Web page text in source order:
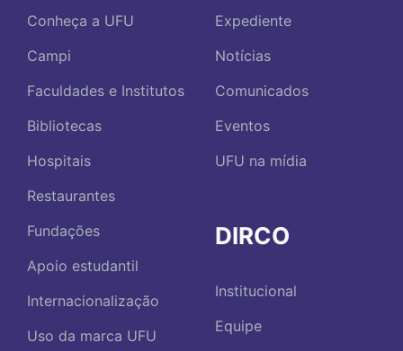
Conheça a UFU
Campi
Faculdades e Institutos
Bibliotecas
Hospitais
Restaurantes
Fundações
Apoio estudantil
Internacionalização
Uso da marca UFU
Expediente
Notícias
Comunicados
Eventos
UFU na mídia
DIRCO
Institucional
Equipe